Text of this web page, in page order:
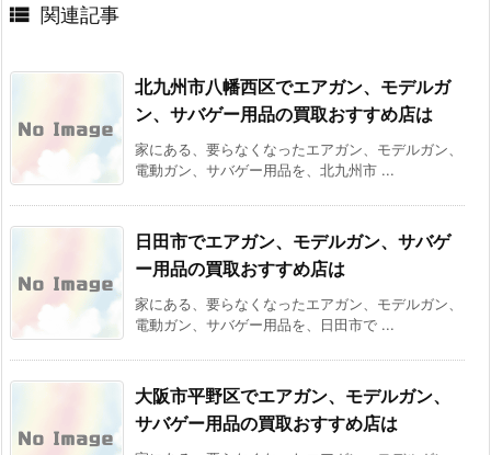
 関連記事
北九州市八幡西区でエアガン、モデルガ
ン、サバゲー用品の買取おすすめ店は
家にある、要らなくなったエアガン、モデルガン、
電動ガン、サバゲー用品を、北九州市 ...
日田市でエアガン、モデルガン、サバゲ
ー用品の買取おすすめ店は
家にある、要らなくなったエアガン、モデルガン、
電動ガン、サバゲー用品を、日田市で ...
大阪市平野区でエアガン、モデルガン、
サバゲー用品の買取おすすめ店は